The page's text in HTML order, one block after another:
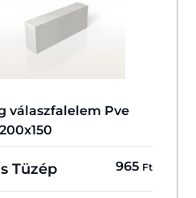
válaszfalelem Pve
Tüzép 965 Ft